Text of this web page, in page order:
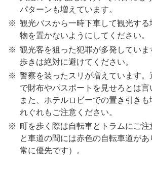
パターンも増えています。
観光バスから一時下車して観光す
物を置かないようにしてください。
観光客を狙った犯罪が多発していま
歩きは絶対に避けてください。
警察を装ったスリが増えています。
で財布やパスポートを見せろとは言
また、ホテルロビーでの置き引きも
れぐれもご注意ください。
町を歩く際は自転車とトラムにご注
と車道の間には赤色の自転車道が
常に優先です）。